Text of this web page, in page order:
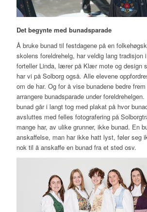
Det begynte med bunadsparade
Å bruke bunad til festdagene på en
skolens foreldrehelg, har veldig lang tradisjon
forteller Linda, lærer på Klær mote og design
har vi på Solborg også. Alle elevene
om de har. Og for å vise bunadene bedre
arrangere bunadsparade under
bunad går i langt tog med plakat på hvor
avsluttes med felles fotografering på
mange har, av ulike grunner, ikke bunad. En
anskaffelse, man har ikke hatt lyst, føler seg
nok til å anskaffe en bunad fra et sted osv.